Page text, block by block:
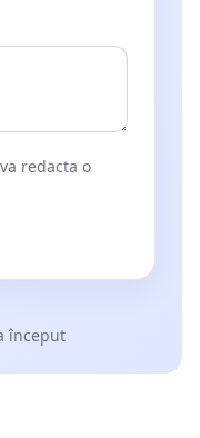
redacta o
început